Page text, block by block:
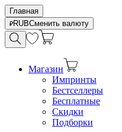
Главная
RUBСменить валюту
Магазин
Импринты
Бестселлеры
Бесплатные
Скидки
Подборки